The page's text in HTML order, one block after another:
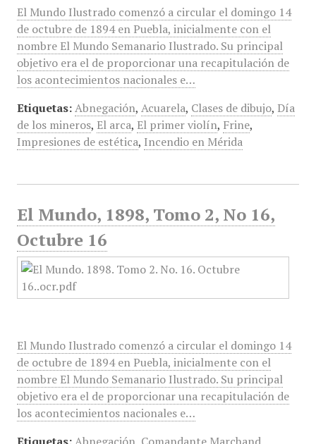
El Mundo Ilustrado comenzó a circular el domingo 14
de octubre de 1894 en Puebla, inicialmente con el
nombre El Mundo Semanario Ilustrado. Su principal
objetivo era el de proporcionar una recapitulación de
los acontecimientos nacionales e…
Etiquetas: Abnegación, Acuarela, Clases de dibujo, Día
de los mineros, El arca, El primer violín, Frine,
Impresiones de estética, Incendio en Mérida
El Mundo, 1898, Tomo 2, No 16,
Octubre 16
El Mundo Ilustrado comenzó a circular el domingo 14
de octubre de 1894 en Puebla, inicialmente con el
nombre El Mundo Semanario Ilustrado. Su principal
objetivo era el de proporcionar una recapitulación de
los acontecimientos nacionales e…